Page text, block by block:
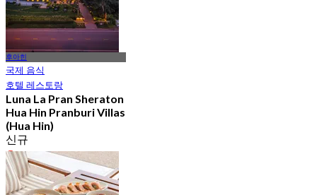
후아힌
국제 음식
호텔 레스토랑
Luna La Pran Sheraton
Hua Hin Pranburi Villas
(Hua Hin)
신규
4.3
에서฿ 396